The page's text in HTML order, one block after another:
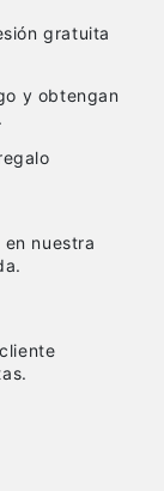
gratuita
y obtengan
nuestra